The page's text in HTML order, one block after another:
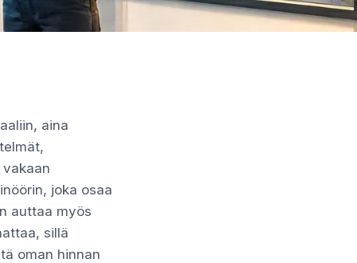
aina
joka osaa
auttaa myös
sillä
oman hinnan